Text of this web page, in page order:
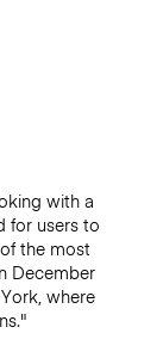
with a
for users to
the most
December
where